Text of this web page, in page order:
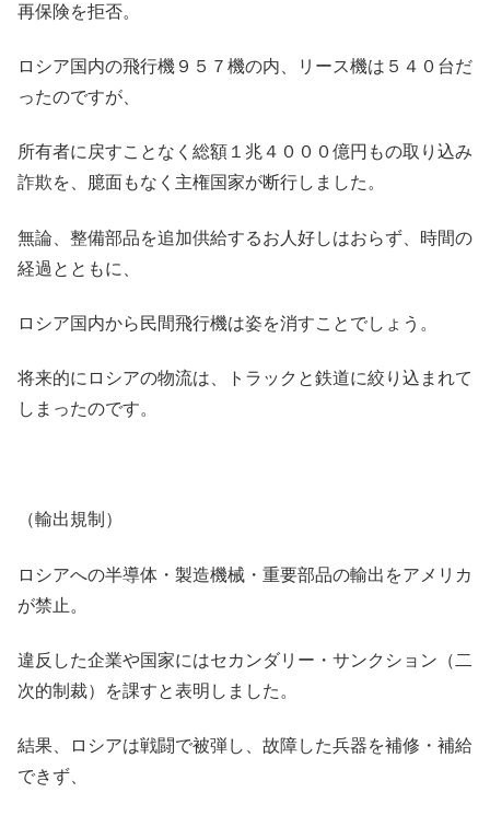
再保険を拒否。
ロシア国内の飛行機９５７機の内、リース機は５４０台だ
ったのですが、
所有者に戻すことなく総額１兆４０００億円もの取り込み
詐欺を、臆面もなく主権国家が断行しました。
無論、整備部品を追加供給するお人好しはおらず、時間の
経過とともに、
ロシア国内から民間飛行機は姿を消すことでしょう。
将来的にロシアの物流は、トラックと鉄道に絞り込まれて
しまったのです。
（輸出規制）
ロシアへの半導体・製造機械・重要部品の輸出をアメリカ
が禁止。
違反した企業や国家にはセカンダリー・サンクション（二
次的制裁）を課すと表明しました。
結果、ロシアは戦闘で被弾し、故障した兵器を補修・補給
できず、